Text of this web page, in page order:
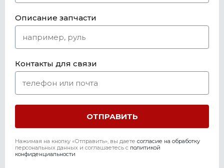
Описание запчасти
Контакты для связи
Нажимая на кнопку «Отправить», вы даете согласие на обработку
персональных данных и соглашаетесь c политикой
конфиденциальности